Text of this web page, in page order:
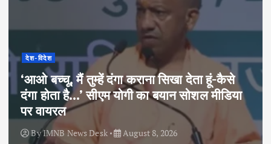
देश-विदेश
‘आओ बच्चू, मैं तुम्हें दंगा कराना सिखा देता हूं-कैसे
दंगा होता है…’ सीएम योगी का बयान सोशल मीडिया
पर वायरल
ByIMNB News Desk August 8, 2026